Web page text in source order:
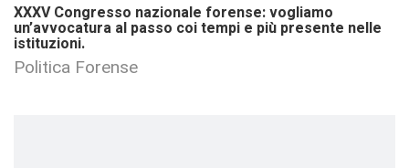
XXXV Congresso nazionale forense: vogliamo
un’avvocatura al passo coi tempi e più presente nelle
istituzioni.
Politica Forense